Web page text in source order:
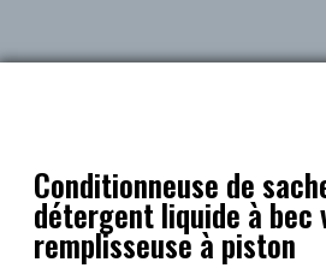
Conditionneuse de
détergent liquide à bec
remplisseuse à piston